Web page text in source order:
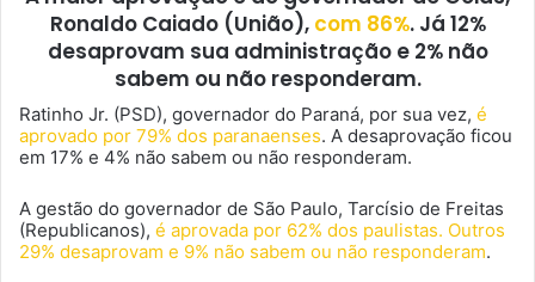
Ronaldo Caiado (União), com 86%. Já 12%
desaprovam sua administração e 2% não
sabem ou não responderam.
Ratinho Jr. (PSD), governador do Paraná, por sua vez, é
aprovado por 79% dos paranaenses. A desaprovação ficou
em 17% e 4% não sabem ou não responderam.
A gestão do governador de São Paulo, Tarcísio de Freitas
(Republicanos), é aprovada por 62% dos paulistas. Outros
29% desaprovam e 9% não sabem ou não responderam.